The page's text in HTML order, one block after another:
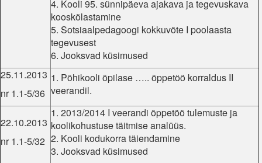
4. Kooli 95. sünnipäeva ajakava ja tegevuskava
kooskõlastamine
5. Sotsiaalpedagoogi kokkuvõte I poolaasta
tegevusest
6. Jooksvad küsimused
25.11.2013
nr 1.1-5/36
1. Põhikooli õpilase ….. õppetöö korraldus II
veerandil.
22.10.2013
nr 1.1-5/32
1. 2013/2014 I veerandi õppetöö tulemuste ja
koolikohustuse täitmise analüüs.
2. Kooli kodukorra täiendamine
3. Jooksvad küsimused